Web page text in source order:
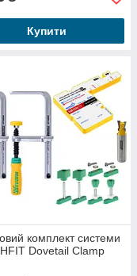
Купити
комплект системи
Dovetail Clamp